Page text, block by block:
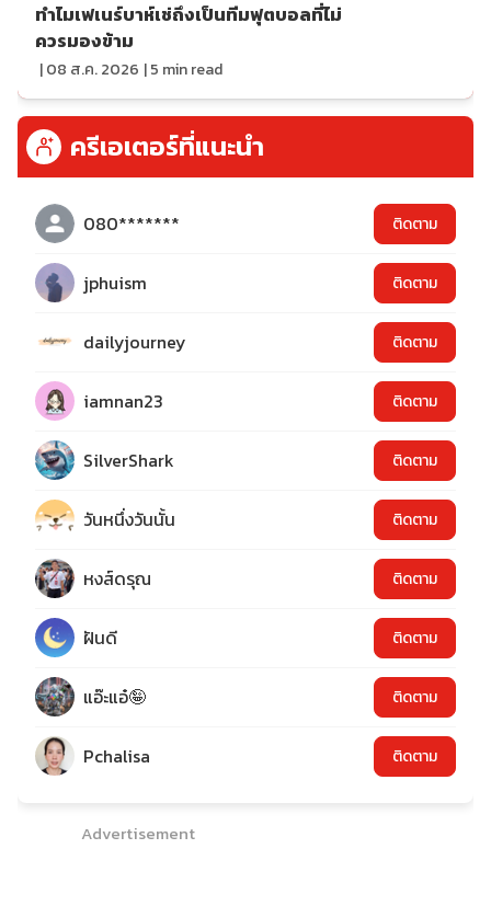
ทำไมเฟเนร์บาห์เช่ถึงเป็นทีมฟุตบอลที่ไม่
ควรมองข้าม
|08 ส.ค. 2026 |5 min read
ครีเอเตอร์ที่แนะนำ
080******* ติดตาม
jphuism ติดตาม
dailyjourney ติดตาม
iamnan23 ติดตาม
SilverShark ติดตาม
วันหนึ่งวันนั้น ติดตาม
หงส์ดรุณ ติดตาม
ฝันดี ติดตาม
แอ๊ะแอ๋🤪 ติดตาม
Pchalisa ติดตาม
Advertisement